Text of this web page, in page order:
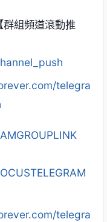
【群組頻道滾動推
telegra
telegra